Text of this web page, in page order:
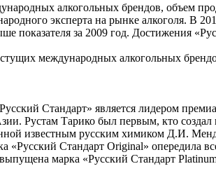
алкогольных брендов, объем
эксперта на рынке алкоголя. В
показателя за 2009 год. Достижения
международных алкогольных
Стандарт» является лидером
Рустам Тарико был первым, кто
известным русским химиком Д.И.
«Русский Стандарт Original» опередила
марка «Русский Стандарт